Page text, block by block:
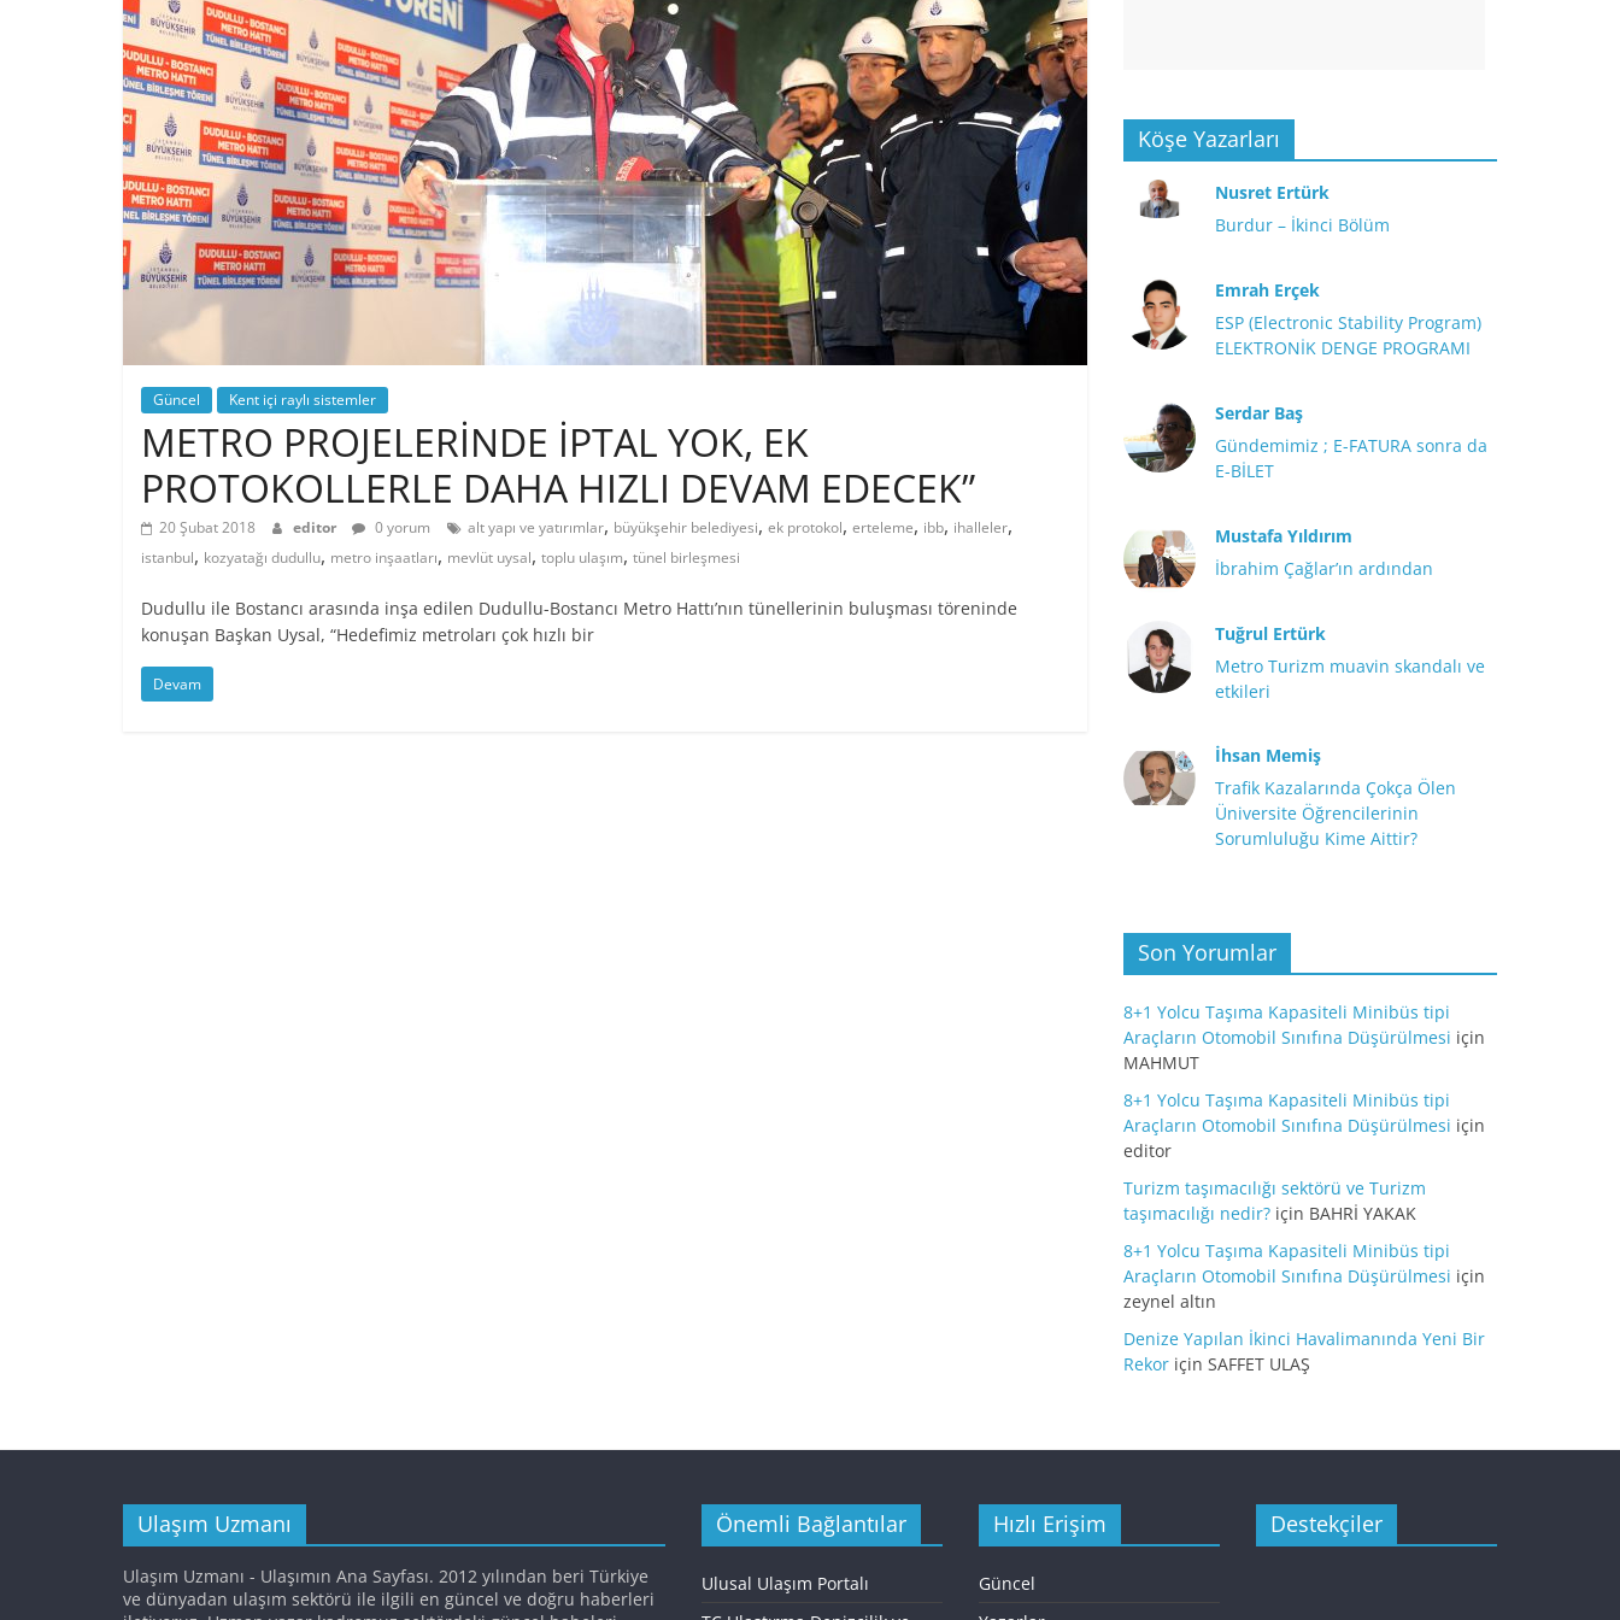
Güncel Kent içi raylı sistemler
METRO PROJELERİNDE İPTAL YOK, EK
PROTOKOLLERLE DAHA HIZLI DEVAM EDECEK”
20 Şubat 2018 editor 0 yorum alt yapı ve yatırımlar, büyükşehir belediyesi, ek protokol, erteleme, ibb, ihalleler,
istanbul, kozyatağı dudullu, metro inşaatları, mevlüt uysal, toplu ulaşım, tünel birleşmesi
Dudullu ile Bostancı arasında inşa edilen Dudullu-Bostancı Metro Hattı’nın tünellerinin buluşması töreninde
konuşan Başkan Uysal, “Hedefimiz metroları çok hızlı bir
Devam
Köşe Yazarları
Nusret Ertürk
Burdur – İkinci Bölüm
Emrah Erçek
ESP (Electronic Stability Program)
ELEKTRONİK DENGE PROGRAMI
Serdar Baş
Gündemimiz ; E-FATURA sonra da
E-BİLET
Mustafa Yıldırım
İbrahim Çağlar’ın ardından
Tuğrul Ertürk
Metro Turizm muavin skandalı ve
etkileri
İhsan Memiş
Trafik Kazalarında Çokça Ölen
Üniversite Öğrencilerinin
Sorumluluğu Kime Aittir?
Son Yorumlar
8+1 Yolcu Taşıma Kapasiteli Minibüs tipi
Araçların Otomobil Sınıfına Düşürülmesi için
MAHMUT
8+1 Yolcu Taşıma Kapasiteli Minibüs tipi
Araçların Otomobil Sınıfına Düşürülmesi için
editor
Turizm taşımacılığı sektörü ve Turizm
taşımacılığı nedir? için BAHRİ YAKAK
8+1 Yolcu Taşıma Kapasiteli Minibüs tipi
Araçların Otomobil Sınıfına Düşürülmesi için
zeynel altın
Denize Yapılan İkinci Havalimanında Yeni Bir
Rekor için SAFFET ULAŞ
Ulaşım Uzmanı
Ulaşım Uzmanı - Ulaşımın Ana Sayfası. 2012 yılından beri Türkiye
ve dünyadan ulaşım sektörü ile ilgili en güncel ve doğru haberleri
Önemli Bağlantılar
Ulusal Ulaşım Portalı
Hızlı Erişim
Güncel
Destekçiler